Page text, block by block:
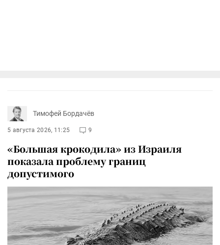
Тимофей Бордачёв
5 августа 2026, 11:25 9
«Большая крокодила» из Израиля
показала проблему границ
допустимого